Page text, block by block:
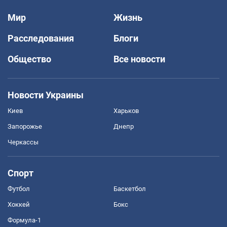
Мир
Жизнь
Расследования
Блоги
Общество
Все новости
Новости Украины
Киев Харьков
Запорожье Днепр
Черкассы
Спорт
Футбол Баскетбол
Хоккей Бокс
Формула-1